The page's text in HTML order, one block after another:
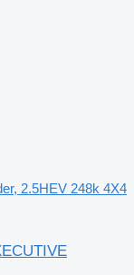
2.5HEV 248k 4X4